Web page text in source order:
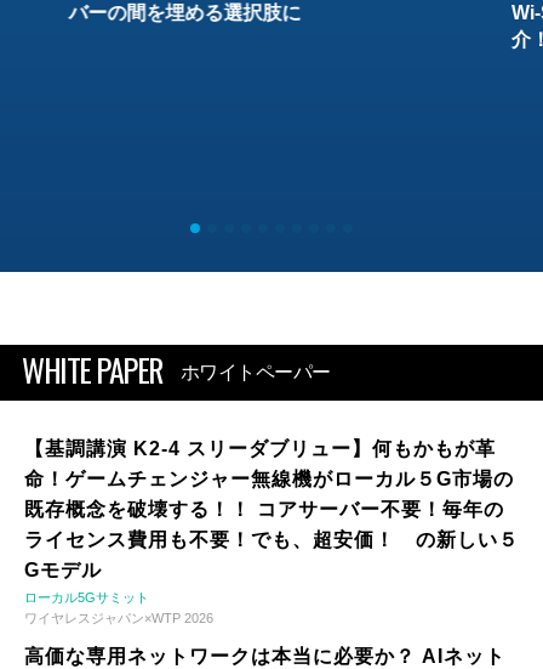
バーの間を埋める選択肢に
介
WHITE PAPER ホワイトペーパー
【基調講演 K2-4 スリーダブリュー】何もかもが革
命！ゲームチェンジャー無線機がローカル５G市場の
既存概念を破壊する！！ コアサーバー不要！毎年の
ライセンス費用も不要！でも、超安価！ の新しい５
Gモデル
ローカル5Gサミット
ワイヤレスジャパン×WTP 2026
高価な専用ネットワークは本当に必要か？ AIネット